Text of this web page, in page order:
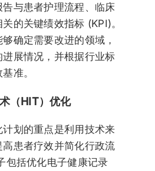
与患者护理流程、临床
的关键绩效指标 (KPI)。
确定需要改进的领域，
展情况，并根据行业标
准。
（HIT）优化
划的重点是利用技术来
患者疗效并简化行政流
包括优化电子健康记录